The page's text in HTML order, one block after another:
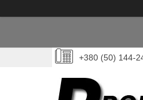
+380 (50) 144-